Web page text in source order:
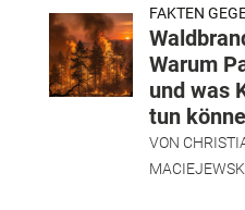
FAKTEN
Warum
und was
tun
VON